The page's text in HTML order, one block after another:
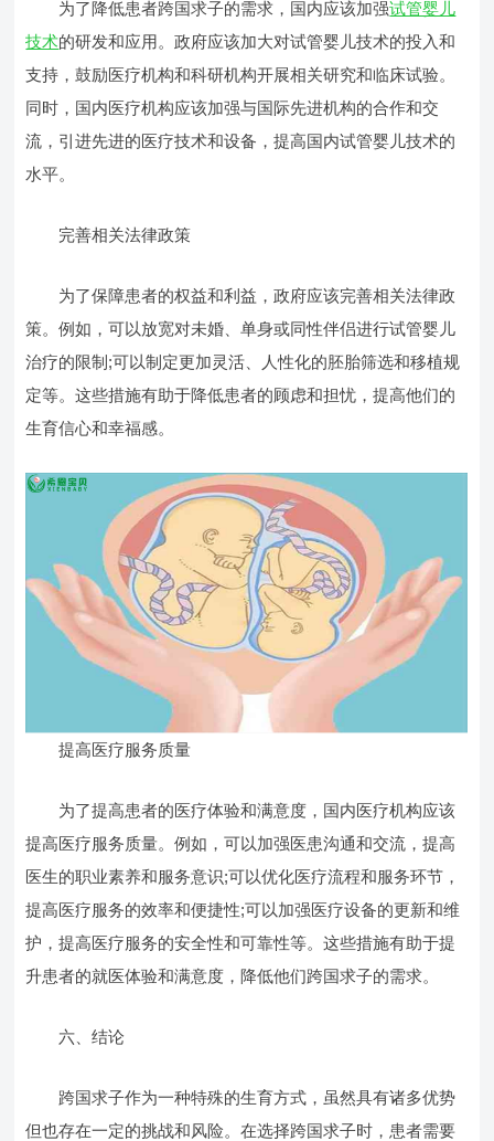
为了降低患者跨国求子的需求，国内应该加强试管婴儿
技术的研发和应用。政府应该加大对试管婴儿技术的投入和
支持，鼓励医疗机构和科研机构开展相关研究和临床试验。
同时，国内医疗机构应该加强与国际先进机构的合作和交
流，引进先进的医疗技术和设备，提高国内试管婴儿技术的
水平。
完善相关法律政策
为了保障患者的权益和利益，政府应该完善相关法律政
策。例如，可以放宽对未婚、单身或同性伴侣进行试管婴儿
治疗的限制;可以制定更加灵活、人性化的胚胎筛选和移植规
定等。这些措施有助于降低患者的顾虑和担忧，提高他们的
生育信心和幸福感。
提高医疗服务质量
为了提高患者的医疗体验和满意度，国内医疗机构应该
提高医疗服务质量。例如，可以加强医患沟通和交流，提高
医生的职业素养和服务意识;可以优化医疗流程和服务环节，
提高医疗服务的效率和便捷性;可以加强医疗设备的更新和维
护，提高医疗服务的安全性和可靠性等。这些措施有助于提
升患者的就医体验和满意度，降低他们跨国求子的需求。
六、结论
跨国求子作为一种特殊的生育方式，虽然具有诸多优势
但也存在一定的挑战和风险。在选择跨国求子时，患者需要